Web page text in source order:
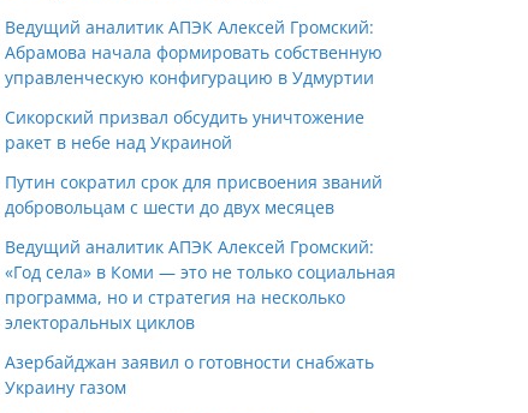
Ведущий аналитик АПЭК Алексей Громский:
Абрамова начала формировать собственную
управленческую конфигурацию в Удмуртии
Сикорский призвал обсудить уничтожение
ракет в небе над Украиной
Путин сократил срок для присвоения званий
добровольцам с шести до двух месяцев
Ведущий аналитик АПЭК Алексей Громский:
«Год села» в Коми — это не только социальная
программа, но и стратегия на несколько
электоральных циклов
Азербайджан заявил о готовности снабжать
Украину газом